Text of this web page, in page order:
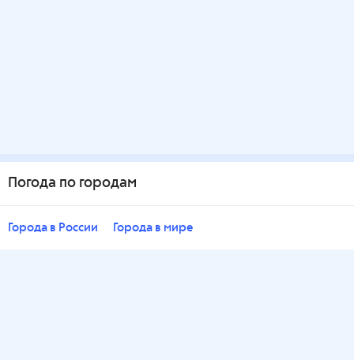
Погода по городам
Города в России Города в мире